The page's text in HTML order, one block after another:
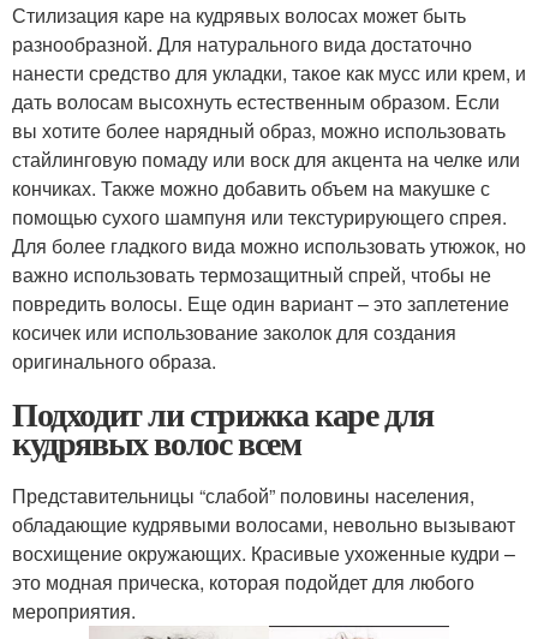
Стилизация каре на кудрявых волосах может быть
разнообразной. Для натурального вида достаточно
нанести средство для укладки, такое как мусс или крем, и
дать волосам высохнуть естественным образом. Если
вы хотите более нарядный образ, можно использовать
стайлинговую помаду или воск для акцента на челке или
кончиках. Также можно добавить объем на макушке с
помощью сухого шампуня или текстурирующего спрея.
Для более гладкого вида можно использовать утюжок, но
важно использовать термозащитный спрей, чтобы не
повредить волосы. Еще один вариант – это заплетение
косичек или использование заколок для создания
оригинального образа.
Подходит ли стрижка каре для
кудрявых волос всем
Представительницы “слабой” половины населения,
обладающие кудрявыми волосами, невольно вызывают
восхищение окружающих. Красивые ухоженные кудри –
это модная прическа, которая подойдет для любого
мероприятия.